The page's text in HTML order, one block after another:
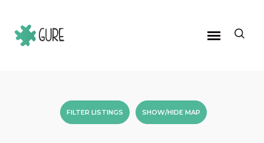
FILTER LISTINGS SHOW/HIDE MAP